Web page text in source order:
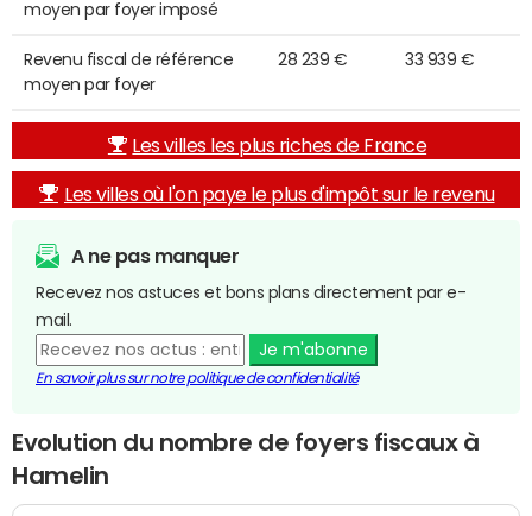
moyen par foyer imposé
Revenu fiscal de référence
moyen par foyer
28 239 € 33 939 €
Les villes les plus riches de France
Les villes où l'on paye le plus d'impôt sur le revenu
A ne pas manquer
Recevez nos astuces et bons plans directement par e-
mail.
Je m'abonne
En savoir plus sur notre politique de confidentialité
Evolution du nombre de foyers fiscaux à
Hamelin